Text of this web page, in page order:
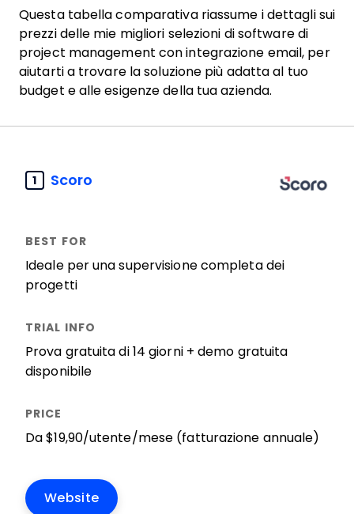
Questa tabella comparativa riassume i dettagli sui
prezzi delle mie migliori selezioni di software di
project management con integrazione email, per
aiutarti a trovare la soluzione più adatta al tuo
budget e alle esigenze della tua azienda.
1 Scoro
Ideale per una supervisione completa dei
progetti​
Prova gratuita di 14 giorni + demo gratuita
disponibile
Da $19,90/utente/mese (fatturazione annuale)
Website